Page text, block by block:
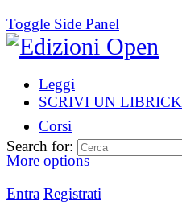
Toggle Side Panel
Leggi
SCRIVI UN LIBRICK
Corsi
More options
Entra Registrati
Search for: